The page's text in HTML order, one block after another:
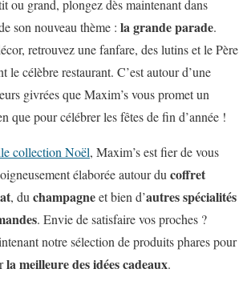
ou grand, plongez dès maintenant dans
son nouveau thème : la grande parade.
retrouvez une fanfare, des lutins et le Père
le célèbre restaurant. C’est autour d’une
givrées que Maxim’s vous promet un
que pour célébrer les fêtes de fin d’année !
collection Noël, Maxim’s est fier de vous
élaborée autour du coffret
, du champagneet bien d’autres spécialités
. Envie de satisfaire vos proches ?
notre sélection de produits phares pour
la meilleure des idées cadeaux.